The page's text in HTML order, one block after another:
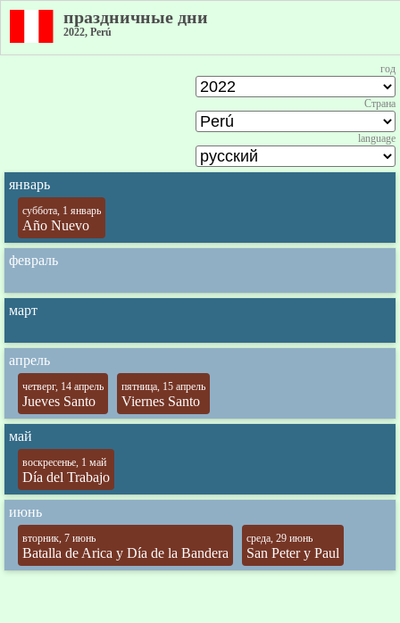
праздничные дни
2022, Perú
год
Страна
language
январь
суббота, 1 январь
Año Nuevo
февраль
март
апрель
четверг, 14 апрель
Jueves Santo
пятница, 15 апрель
Viernes Santo
май
воскресенье, 1 май
Día del Trabajo
июнь
вторник, 7 июнь
Batalla de Arica y Día de la Bandera
среда, 29 июнь
San Peter y Paul